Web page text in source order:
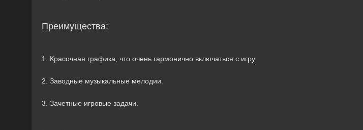
Преимущества:
1. Красочная графика, что очень гармонично включаться с игру.
2. Заводные музыкальные мелодии.
3. Зачетные игровые задачи.